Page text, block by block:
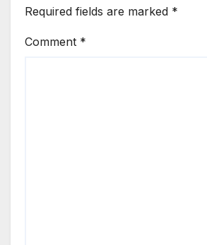
Required fields are marked *
Comment *